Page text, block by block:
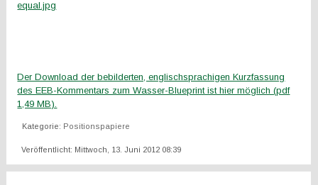
Der Download der bebilderten, englischsprachigen Kurzfassung
des EEB-Kommentars zum Wasser-Blueprint ist hier möglich (pdf
1,49 MB).
Kategorie: Positionspapiere
Veröffentlicht: Mittwoch, 13. Juni 2012 08:39